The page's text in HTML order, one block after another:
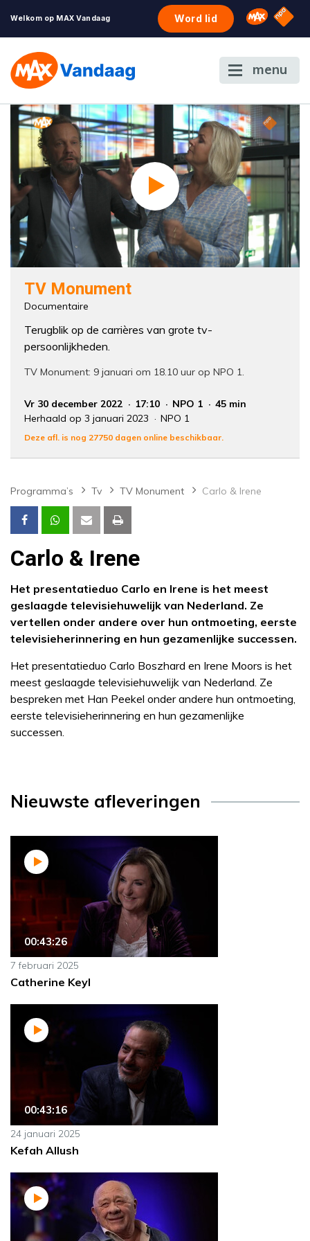
Welkom op MAX Vandaag Word lid Omroep
NPO
menu
TV Monument
Documentaire
Terugblik op de carrières van grote tv-
persoonlijkheden.
TV Monument: 9 januari om 18.10 uur op NPO 1.
Vr 30 december 2022 17:10 NPO 1
45 min
Herhaald op 3 januari 2023
NPO 1
Deze afl. is nog 27750 dagen online beschikbaar.
Programma’s Tv TV Monument Carlo & Irene
Carlo & Irene
Het presentatieduo Carlo en Irene is het meest
geslaagde televisiehuwelijk van Nederland. Ze
vertellen onder andere over hun ontmoeting, eerste
televisieherinnering en hun gezamenlijke successen.
Het presentatieduo Carlo Boszhard en Irene Moors is het
meest geslaagde televisiehuwelijk van Nederland. Ze
bespreken met Han Peekel onder andere hun ontmoeting,
eerste televisieherinnering en hun gezamenlijke
successen.
Nieuwste afleveringen
00:43:26
7 februari 2025
Catherine Keyl
00:43:16
24 januari 2025
Kefah Allush